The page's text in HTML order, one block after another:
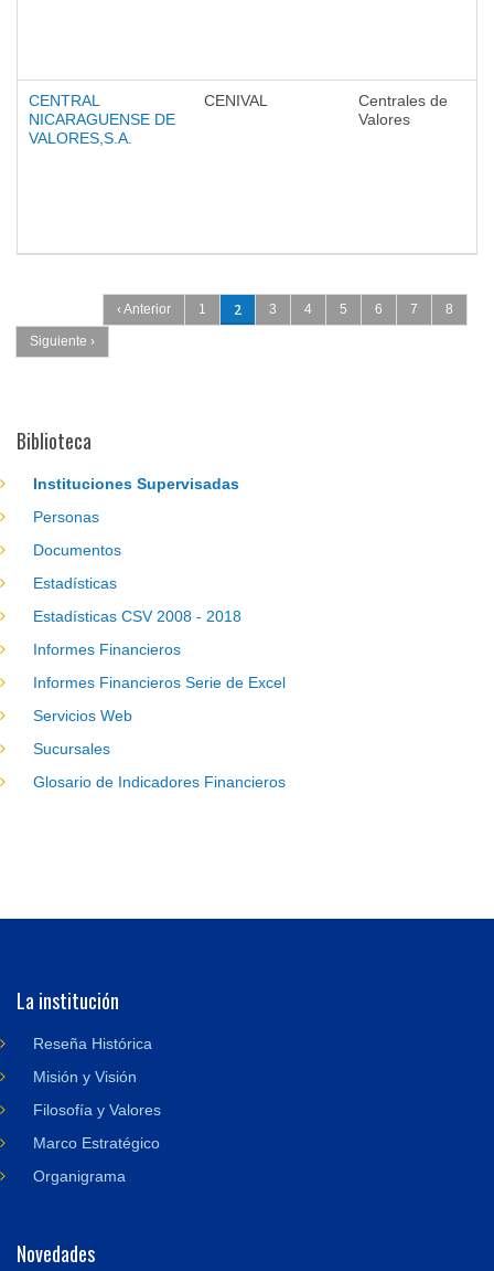
CENTRAL
NICARAGUENSE DE
VALORES,S.A.
CENIVAL
Centrales de
Valores
Páginas
‹ Anterior 1 2 3 4 5 6 7 8
Siguiente ›
Biblioteca
Instituciones Supervisadas
Personas
Documentos
Estadísticas
Estadísticas CSV 2008 - 2018
Informes Financieros
Informes Financieros Serie de Excel
Servicios Web
Sucursales
Glosario de Indicadores Financieros
La institución
Reseña Histórica
Misión y Visión
Filosofía y Valores
Marco Estratégico
Organigrama
Novedades